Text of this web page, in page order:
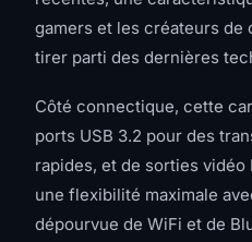
gamers et les créateurs de
tirer parti des dernières
Côté connectique, cette
ports USB 3.2 pour des
rapides, et de sorties
une flexibilité maximale
dépourvue de WiFi et de